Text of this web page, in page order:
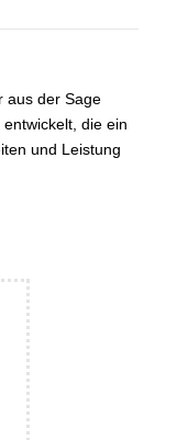
aus der Sage
die ein
und Leistung